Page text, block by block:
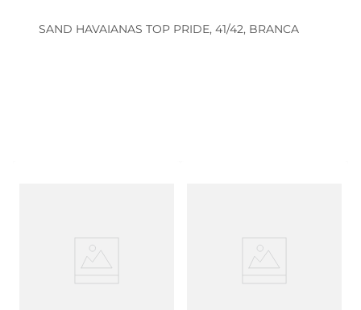
SAND HAVAIANAS TOP PRIDE, 41/42, BRANCA